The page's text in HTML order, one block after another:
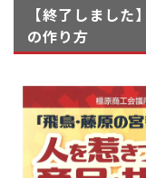
【終了しまし
の作り方